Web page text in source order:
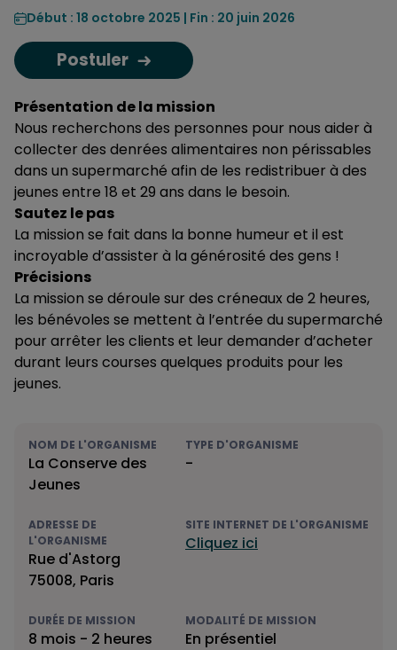
Début : 18 octobre 2025 | Fin : 20 juin 2026
Postuler
Présentation de la mission
Nous recherchons des personnes pour nous aider à
collecter des denrées alimentaires non périssables
dans un supermarché afin de les redistribuer à des
jeunes entre 18 et 29 ans dans le besoin.
Sautez le pas
La mission se fait dans la bonne humeur et il est
incroyable d’assister à la générosité des gens !
Précisions
La mission se déroule sur des créneaux de 2 heures,
les bénévoles se mettent à l’entrée du supermarché
pour arrêter les clients et leur demander d’acheter
durant leurs courses quelques produits pour les
jeunes.
NOM DE L'ORGANISME
La Conserve des
Jeunes
TYPE D'ORGANISME
-
ADRESSE DE
L'ORGANISME
Rue d'Astorg
75008, Paris
SITE INTERNET DE L'ORGANISME
Cliquez ici
DURÉE DE MISSION
8 mois - 2 heures
MODALITÉ DE MISSION
En présentiel